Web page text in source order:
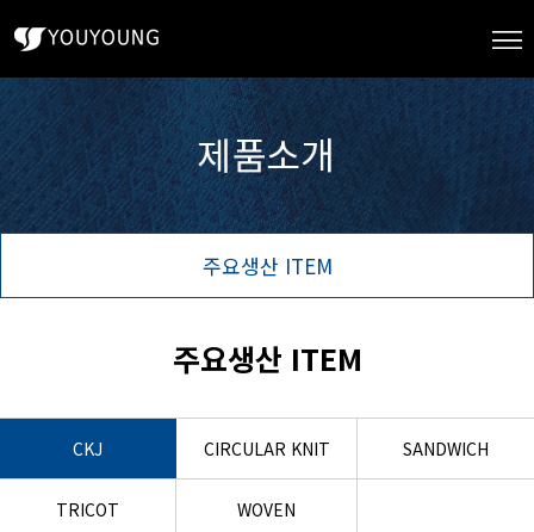
주요생산 ITEM
주요생산 ITEM
CKJ CIRCULAR KNIT SANDWICH
TRICOT WOVEN